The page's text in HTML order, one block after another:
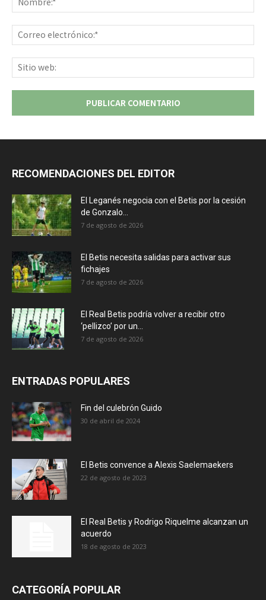
RECOMENDACIONES DEL EDITOR
El Leganés negocia con el Betis por la cesión
de Gonzalo...
7 de agosto de 2026
El Betis necesita salidas para activar sus
fichajes
7 de agosto de 2026
El Real Betis podría volver a recibir otro
‘pellizco’ por un...
7 de agosto de 2026
ENTRADAS POPULARES
Fin del culebrón Guido
30 de abril de 2024
El Betis convence a Alexis Saelemaekers
22 de agosto de 2023
El Real Betis y Rodrigo Riquelme alcanzan un
acuerdo
18 de agosto de 2023
CATEGORÍA POPULAR